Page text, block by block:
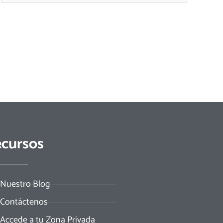
Nuestro Blog
Contáctenos